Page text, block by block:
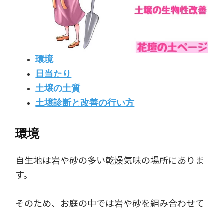
環境
日当たり
土壌の土質
土壌診断と改善の行い方
環境
自生地は岩や砂の多い乾燥気味の場所にありま
す。
そのため、お庭の中では岩や砂を組み合わせて